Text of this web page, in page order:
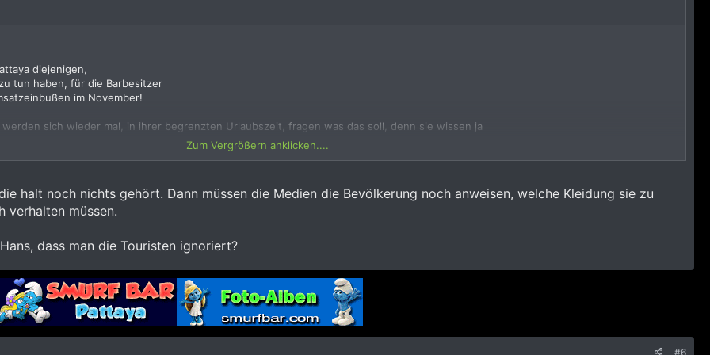
diejenigen,
tun haben, für die Barbesitzer
im November!
sich wieder mal, in ihrer begrenzten Urlaubszeit, fragen was das soll, denn sie wissen ja
Zum Vergrößern anklicken....
halt noch nichts gehört. Dann müssen die Medien die Bevölkerung noch anweisen, welche Kleidung sie zu
verhalten müssen.
dass man die Touristen ignoriert?
#6